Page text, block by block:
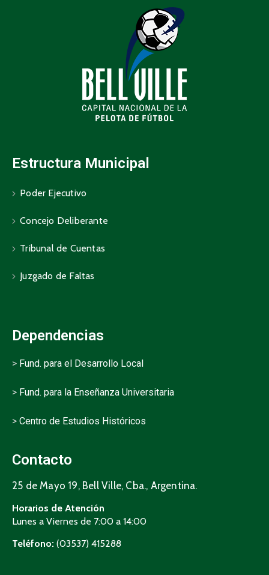
Estructura Municipal
Poder Ejecutivo
Concejo Deliberante
Tribunal de Cuentas
Juzgado de Faltas
Dependencias
> Fund. para el Desarrollo Local
> Fund. para la Enseñanza Universitaria
> Centro de Estudios Históricos
Contacto
25 de Mayo 19, Bell Ville, Cba., Argentina.
Horarios de Atención
Lunes a Viernes de 7:00 a 14:00
Teléfono: (03537) 415288